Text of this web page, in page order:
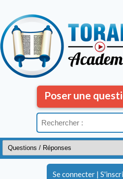
Se connecter |
Poser une